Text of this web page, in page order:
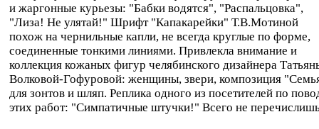
и жаргонные курьезы: "Бабки водятся", "Распальцовка",
"Лиза! Не улятай!" Шрифт "Капакарейки" Т.В.Мотиной
похож на чернильные капли, не всегда круглые по форме,
соединенные тонкими линиями. Привлекла внимание и
коллекция кожаных фигур челябинского дизайнера
Волковой-Гофуровой: женщины, звери, композиция
для зонтов и шляп. Реплика одного из посетителей по
этих работ: "Симпатичные штучки!" Всего не